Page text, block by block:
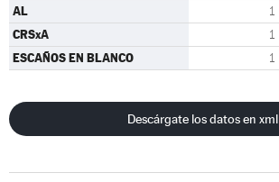
AL 1
CRSxA 1
ESCAÑOS EN BLANCO 1
Descárgate los datos en xml